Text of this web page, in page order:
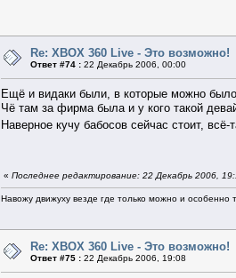
Re: XBOX 360 Live - Это возможно!
Ответ #74 : 22 Декабрь 2006, 00:00
Ещё и видаки были, в которые можно
Чё там за фирма была и у кого такой
Наверное кучу бабосов сейчас стоит,
« Последнее редактирование: 22 Декабрь 2006,
Навожу движуху везде где только можно и особенно
Re: XBOX 360 Live - Это возможно!
Ответ #75 : 22 Декабрь 2006, 19:08